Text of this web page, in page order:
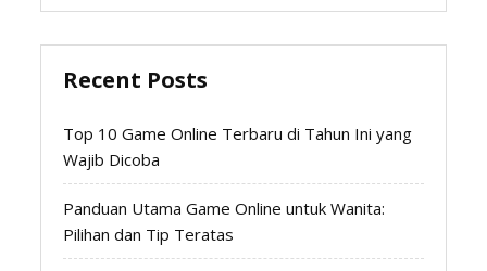
Recent Posts
Top 10 Game Online Terbaru di Tahun Ini yang
Wajib Dicoba
Panduan Utama Game Online untuk Wanita:
Pilihan dan Tip Teratas